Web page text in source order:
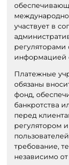
участвует в
регуляторами
информацией
Платежные
обязаны
фонд,
банкротства
перед
регулятором
требование,
независимо